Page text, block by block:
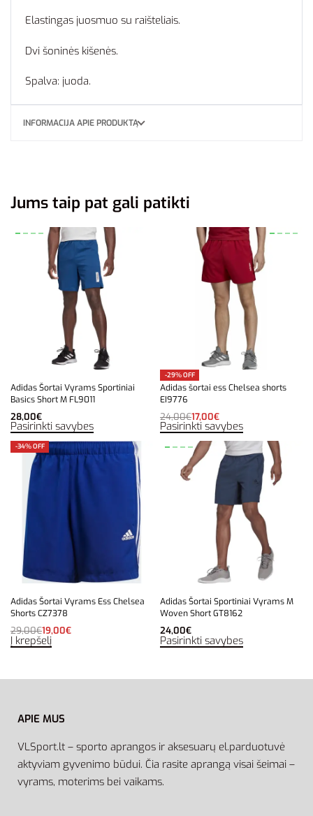
Elastingas juosmuo su raišteliais.
Dvi šoninės kišenės.
Spalva: juoda.
INFORMACIJA APIE PRODUKTĄ
Jums taip pat gali patikti
Adidas Šortai Vyrams Sportiniai
Basics Short M FL9011
28,00€
Pasirinkti savybes
-29% OFF
Adidas šortai ess Chelsea shorts
EI9776
24,00€17,00€
Pasirinkti savybes
-34% OFF
Adidas Šortai Vyrams Ess Chelsea
Shorts CZ7378
29,00€19,00€
Į krepšelį
Adidas Šortai Sportiniai Vyrams M
Woven Short GT8162
24,00€
Pasirinkti savybes
APIE MUS
VLSport.lt – sporto aprangos ir aksesuarų el.parduotuvė
aktyviam gyvenimo būdui. Čia rasite aprangą visai šeimai –
vyrams, moterims bei vaikams.